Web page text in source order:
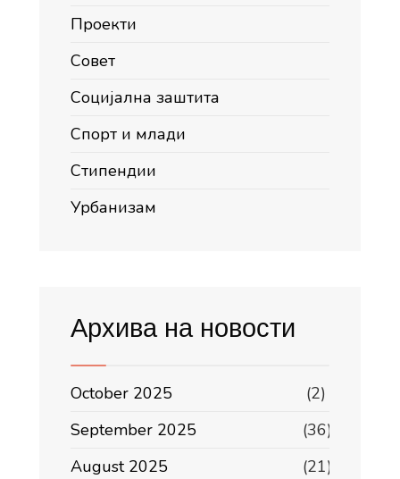
Проекти
Совет
Социјална заштита
Спорт и млади
Стипендии
Урбанизам
Архива на новости
October 2025
(2)
September 2025
(36)
August 2025
(21)